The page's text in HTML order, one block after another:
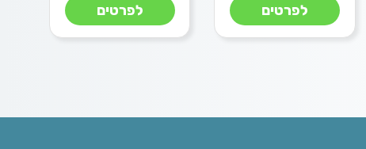
לפרטים לפרטים